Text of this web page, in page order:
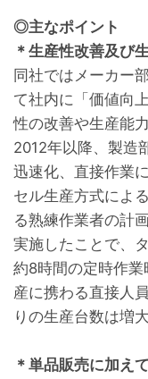
◎主なポイント
＊生産性改善及び
同社ではメーカー
て社内に「価値向
性の改善や生産能
2012年以降、製造
迅速化、直接作業
セル生産方式によ
る熟練作業者の計
実施したことで、
約8時間の定時作
産に携わる直接人
りの生産台数は増
＊単品販売に加え